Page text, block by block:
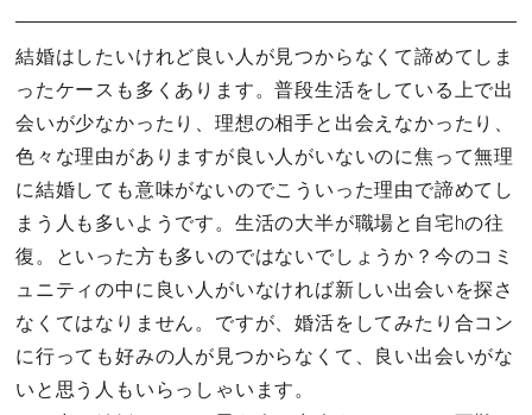
結婚はしたいけれど良い人が見つからなくて諦めてしま
ったケースも多くあります。普段生活をしている上で出
会いが少なかったり、理想の相手と出会えなかったり、
色々な理由がありますが良い人がいないのに焦って無理
に結婚しても意味がないのでこういった理由で諦めてし
まう人も多いようです。生活の大半が職場と自宅hの往
復。といった方も多いのではないでしょうか？今のコミ
ュニティの中に良い人がいなければ新しい出会いを探さ
なくてはなりません。ですが、婚活をしてみたり合コン
に行っても好みの人が見つからなくて、良い出会いがな
いと思う人もいらっしゃいます。